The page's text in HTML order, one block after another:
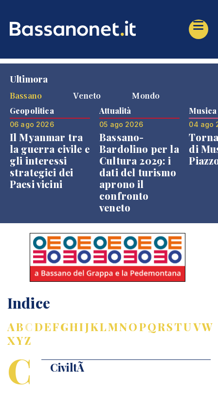
Ultimora
Bassano
Veneto Mondo
Geopolitica
06 ago 2026
Il Myanmar tra
la guerra civile e
gli interessi
strategici dei
Paesi vicini
Attualità
05 ago 2026
Bassano-
Bardolino per la
Cultura 2029: i
dati del turismo
aprono il
confronto
veneto
Musica
04 ago
di
Indice
ABCDEFGHIJKLMNOPQRSTUVW
XYZ
C CiviltÃ